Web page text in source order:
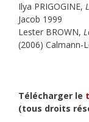
Ilya PRIGOGINE,
Jacob 1999
Lester BROWN,
(2006) Calmann-
Télécharger le
(tous droits